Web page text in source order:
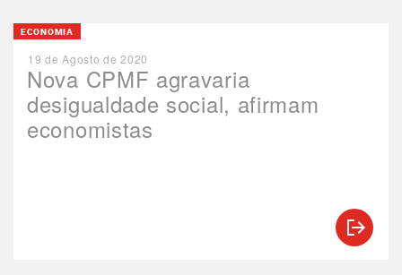
Nova CPMF agravaria
desigualdade social, afirmam
economistas
ECONOMIA
19 de Agosto de 2020